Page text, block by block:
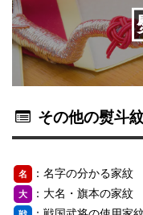
その他の熨斗
名 ：名字の分かる家紋
大 ：大名・旗本の家紋